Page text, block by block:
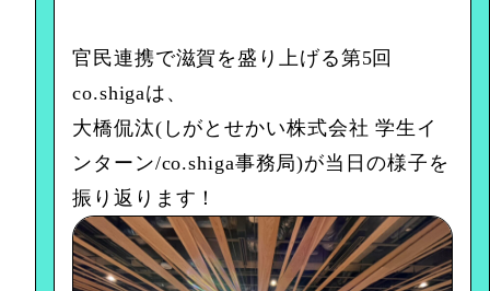
官民連携で滋賀を盛り上げる第5回
co.shigaは、
大橋侃汰(しがとせかい株式会社 学生イ
ンターン/co.shiga事務局)が当日の様子を
振り返ります！